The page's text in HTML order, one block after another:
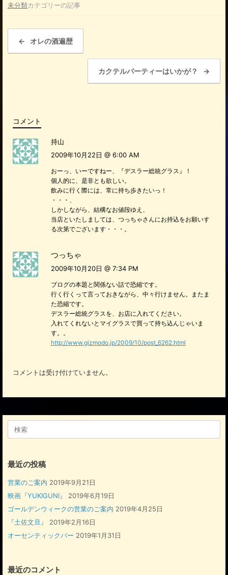
c
e
b
未分類カテゴリーの記事
投稿ナビゲーション
← オレの酒遍歴
カクテルパーティーはいかが？ →
コメント
持山
2009年10月22日 @ 6:00 AM
おーっ、いーですねー、『デスラー総統グラス』！
個人的に、是非とも欲しい。
飲みに行く際には、常に持ち歩きたいっ！
・・・、
しかしながら、結構なお値段ゆえ、
当店といたしましては、つっちゃさんにお持込をお願いす
る次第でございます・・・。
つっちゃ
2009年10月20日 @ 7:34 PM
ブログの本題と関係ない話で恐縮です。
行く行くって言っておきながら、中々行けません。またま
た恐縮です。
デスラー総統グラスを、お店に入れてください。
入れてくれないとマイグラスで買って持ち込んじゃいま
す。。
http://www.gizmodo.jp/2009/10/post_6262.html
コメントは受け付けていません。
最近の投稿
営業のご案内 2019年9月21日
映画『YUKIGUNI』
2019年6月19日
ゴールデンウィークの営業のご案内 2019年4月25日
『土佐文旦』
2019年2月16日
オーセンティックバー 2019年1月31日
最近のコメント